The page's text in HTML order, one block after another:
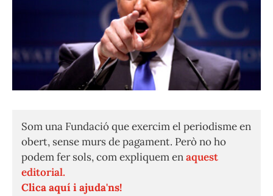
Som una Fundació que exercim el periodisme en
obert, sense murs de pagament. Però no ho
podem fer sols, com expliquem enaquest
editorial.
Clica aquí i ajuda'ns!